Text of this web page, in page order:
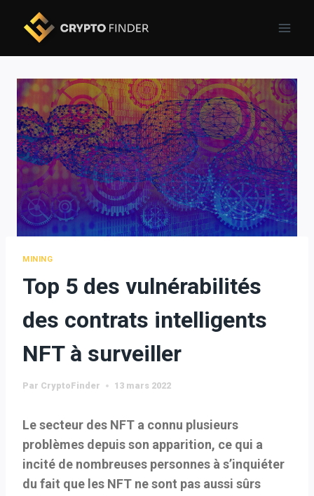
content
MINING
Top 5 des vulnérabilités
des contrats intelligents
NFT à surveiller
Par CryptoFinder 13 mars 2022
Le secteur des NFT a connu plusieurs
problèmes depuis son apparition, ce qui a
incité de nombreuses personnes à s’inquiéter
du fait que les NFT ne sont pas aussi sûrs